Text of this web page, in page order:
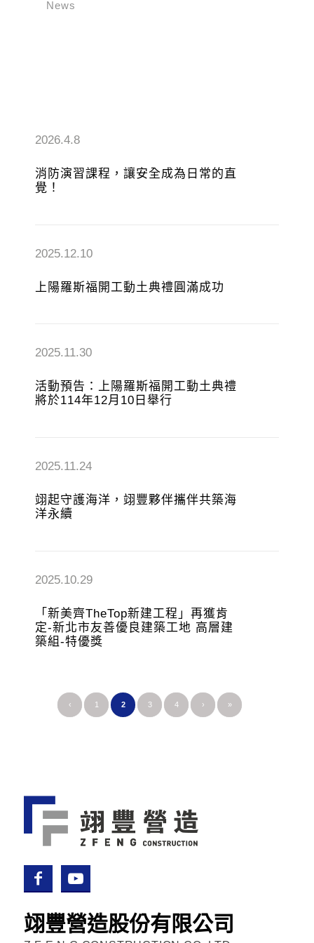
News
消防演習課程，讓安全成為日常的直
覺！
2026.4.8
上陽羅斯福開工動土典禮圓滿成功
2025.12.10
活動預告：上陽羅斯福開工動土典禮
將於114年12月10日舉行
2025.11.30
翊起守護海洋，翊豐夥伴攜伴共築海
洋永續
2025.11.24
「新美齊TheTop新建工程」再獲肯
定-新北市友善優良建築工地 高層建
築組-特優獎
2025.10.29
‹ 1 2 3 4 › »
翊豐營造股份有限公司